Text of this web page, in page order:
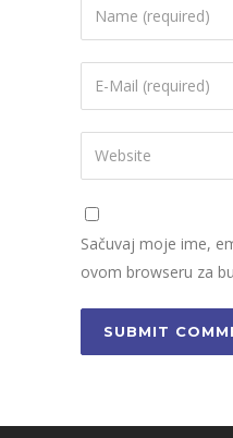
Sačuvaj moje ime,
ovom browseru za